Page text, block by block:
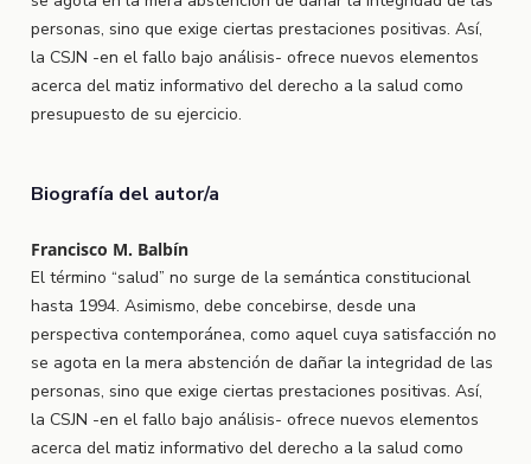
personas, sino que exige ciertas prestaciones positivas. Así,
la CSJN -en el fallo bajo análisis- ofrece nuevos elementos
acerca del matiz informativo del derecho a la salud como
presupuesto de su ejercicio.
Biografía del autor/a
Francisco M. Balbín
El término “salud” no surge de la semántica constitucional
hasta 1994. Asimismo, debe concebirse, desde una
perspectiva contemporánea, como aquel cuya satisfacción no
se agota en la mera abstención de dañar la integridad de las
personas, sino que exige ciertas prestaciones positivas. Así,
la CSJN -en el fallo bajo análisis- ofrece nuevos elementos
acerca del matiz informativo del derecho a la salud como